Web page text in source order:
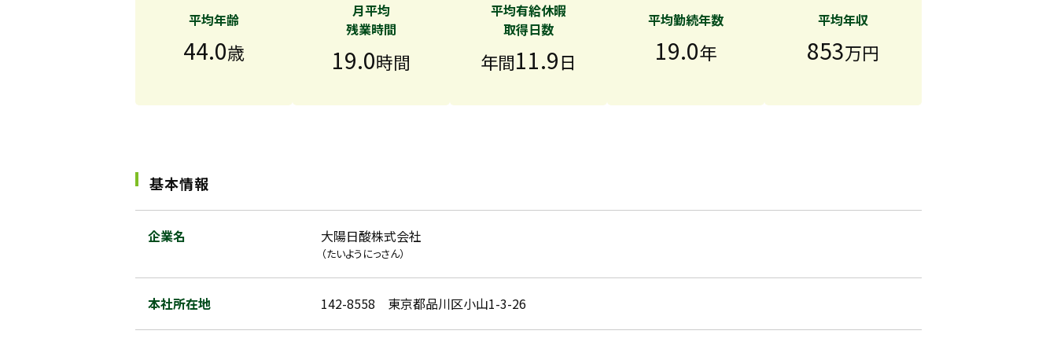
平均年齢
44.0歳
月平均
残業時間
19.0時間
平均有給休暇
取得日数
年間11.9日
平均勤続年数
19.0年
平均年収
853万円
基本情報
企業名 大陽日酸株式会社
（たいようにっさん）
本社所在地 142-8558 東京都品川区小山1-3-26